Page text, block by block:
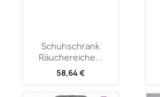
Schuhschrank
Räuchereiche...
58,64 €